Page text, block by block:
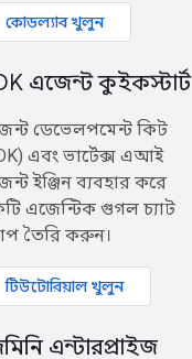
কোডল্যাব খুলুন
এজেন্ট কুইকস্টার্ট
ডেভেলপমেন্ট কিট
এবং ভার্টেক্স এআই
ইঞ্জিন ব্যবহার করে
এজেন্টিক গুগল চ্যাট
তৈরি করুন।
টিউটোরিয়াল খুলুন
এন্টারপ্রাইজ